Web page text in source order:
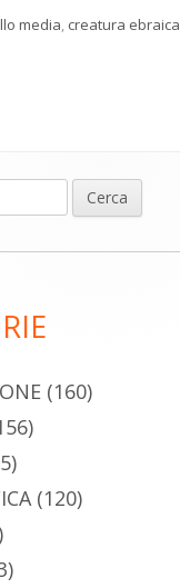
media, creatura ebraica
(160)
(120)